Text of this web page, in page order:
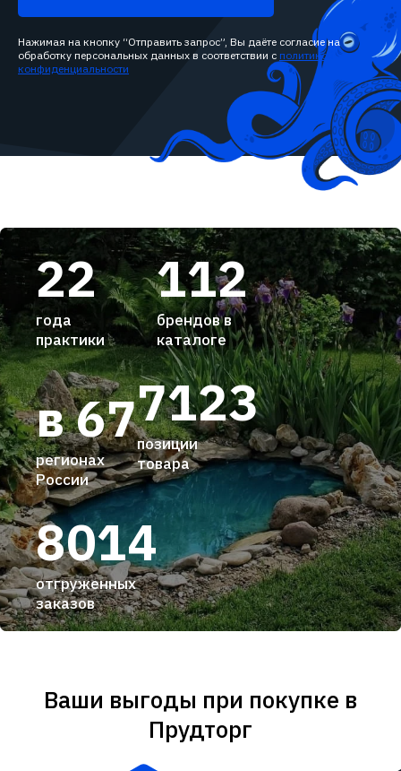
Нажимая на кнопку “Отправить запрос”, Вы даёте согласие на
обработку персональных данных в соответствии с политикой
конфиденциальности
22
года
практики
112
брендов в
каталоге
7123
позиции
товара
8014
отгруженных
заказов
в 67
регионах
России
Ваши выгоды при покупке в
Прудторг